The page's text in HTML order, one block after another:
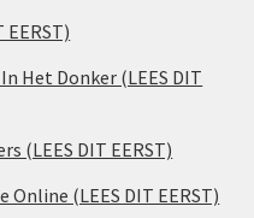
EERST)
Het Donker (LEES DIT
(LEES DIT EERST)
(LEES DIT EERST)